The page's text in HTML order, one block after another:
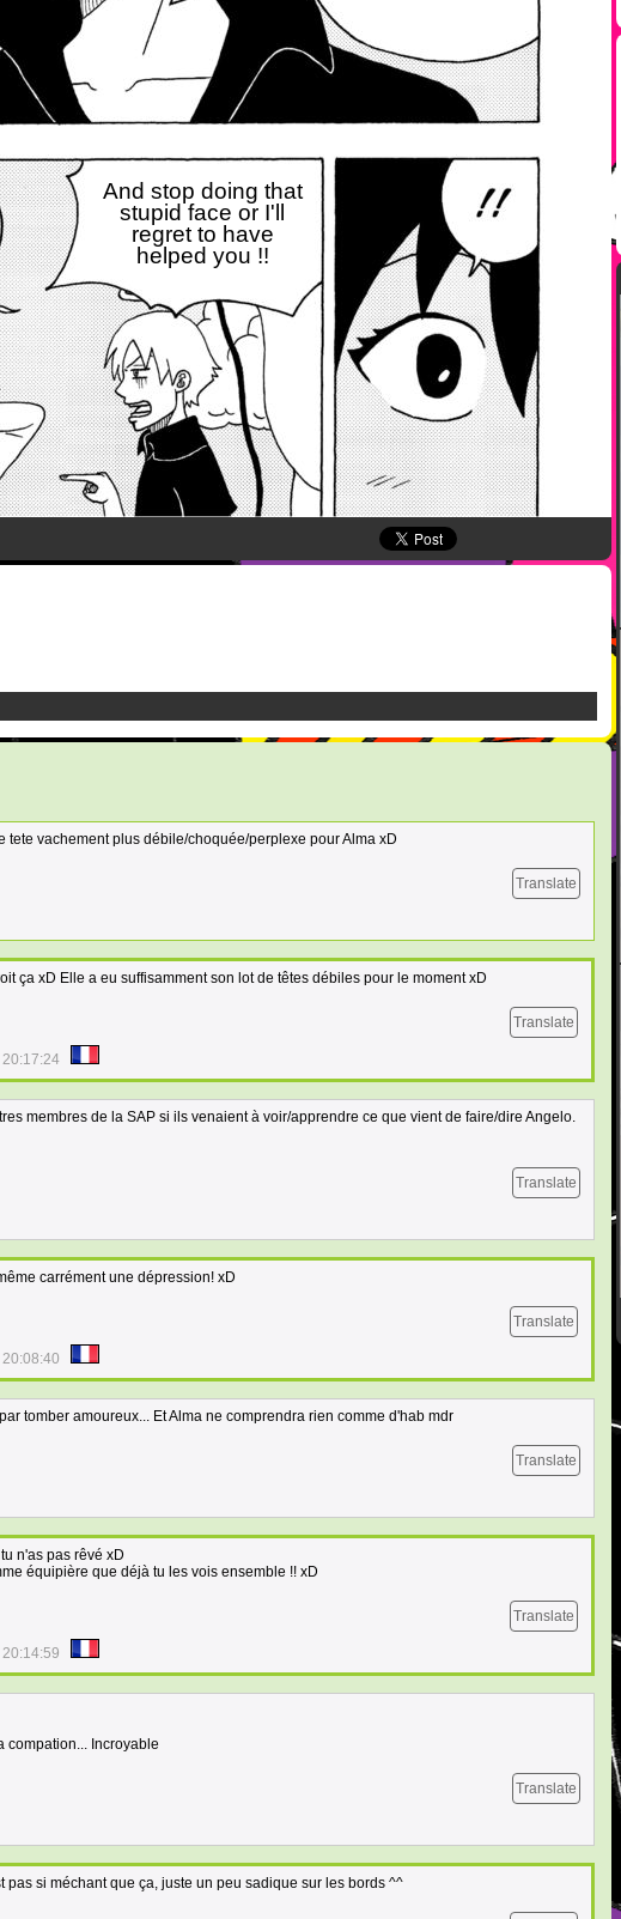
And stop doing that
stupid face or I'll
regret to have
helped you !!
tete vachement plus débile/choquée/perplexe pour Alma xD
Translate
ça xD Elle a eu suffisamment son lot de têtes débiles pour le moment xD
Translate
membres de la SAP si ils venaient à voir/apprendre ce que vient de faire/dire Angelo.
Translate
carrément une dépression! xD
Translate
tomber amoureux... Et Alma ne comprendra rien comme d'hab mdr
Translate
n'as pas rêvé xD
équipière que déjà tu les vois ensemble !! xD
Translate
compation... Incroyable
Translate
pas si méchant que ça, juste un peu sadique sur les bords ^^